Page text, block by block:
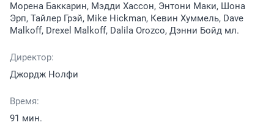
Морена Баккарин, Мэдди Хассон, Энтони Маки, Шона
Эрп, Тайлер Грэй, Mike Hickman, Кевин Хуммель, Dave
Malkoff, Drexel Malkoff, Dalila Orozco, Дэнни Бойд мл.
Директор:
Джордж Нолфи
Время:
91 мин.